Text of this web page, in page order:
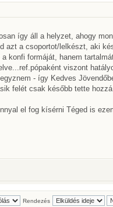
így áll a helyzet, ahogy
azt a csoportot/lelkészt, aki
konfi formáját, hanem
viszont
- így Kedves
felét csak később tette
el fog kísérni Téged is
Rendezés